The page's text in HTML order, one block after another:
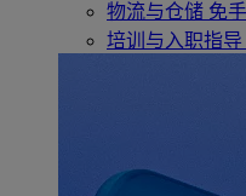
物流与仓储 免
培训与入职指导